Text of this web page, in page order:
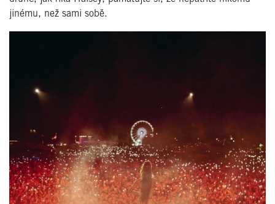
jinému, než sami sobě.